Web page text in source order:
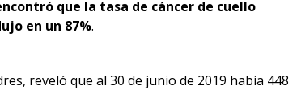
que la tasa de cáncer de cuello
en un 87%.
reveló que al 30 de junio de 2019 había 448